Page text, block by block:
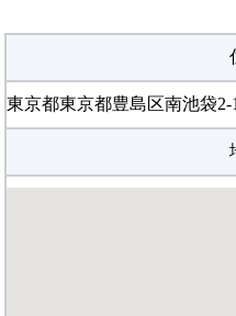
全体的に、きれいで使いやす
月会費評価
高すぎて通えない！というほ
う少し安ければとは思います。
東京都東京都豊島区南池袋2-